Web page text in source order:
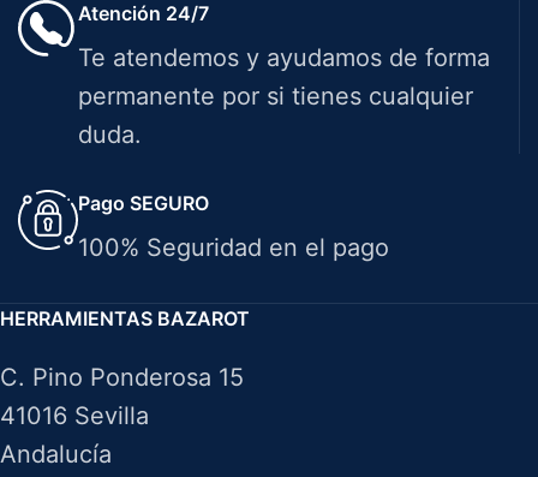
Atención 24/7
Te atendemos y ayudamos de forma
permanente por si tienes cualquier
duda.
Pago SEGURO
100% Seguridad en el pago
HERRAMIENTAS BAZAROT
C. Pino Ponderosa 15
41016 Sevilla
Andalucía